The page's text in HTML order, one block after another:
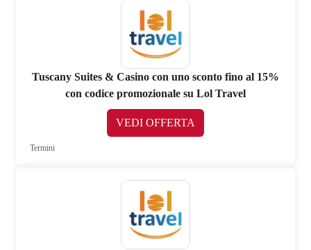
Tuscany Suites & Casino con uno sconto fino al 15%
con codice promozionale su Lol Travel
VEDI OFFERTA
Termini